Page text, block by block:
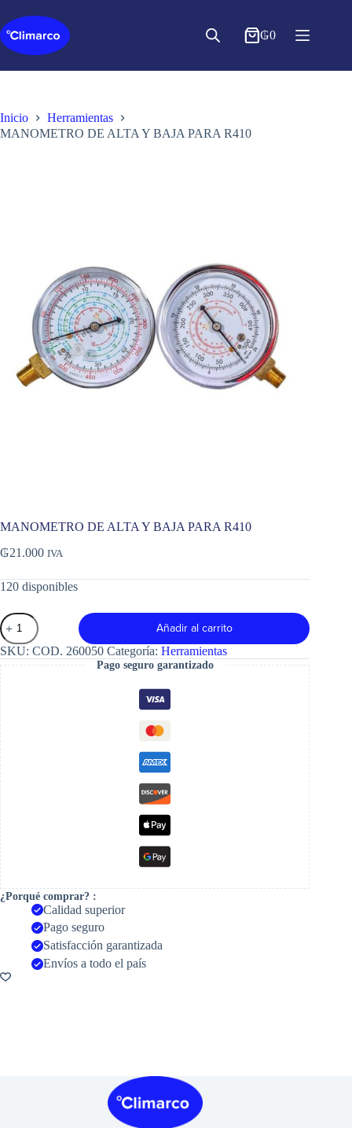
al
contenido
₲0
Inicio
Herramientas
MANOMETRO DE ALTA Y BAJA PARA R410
MANOMETRO DE ALTA Y BAJA PARA R410
₲21.000 IVA
120 disponibles
MANOMETRO
DE
ALTA
Y
BAJA
PARA
R410
cantidad
Añadir al carrito
SKU: COD. 260050 Categoría: Herramientas
Pago seguro garantizado
¿Porqué comprar? :
Calidad superior
Pago seguro
Satisfacción garantizada
Envíos a todo el país